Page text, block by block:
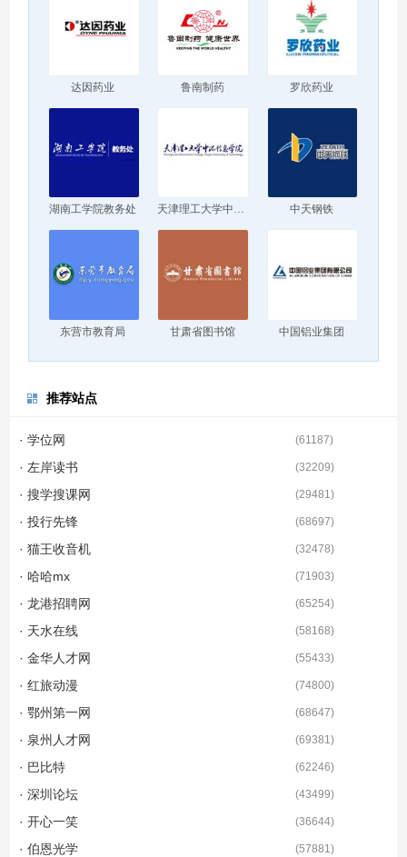
达因药业 鲁南制药 罗欣药业
湖南工学院教务处 天津理工大学中环信息学院 中天钢铁
东营市教育局 甘肃省图书馆 中国铝业集团
推荐站点
· 学位网 (61187)
· 左岸读书 (32209)
· 搜学搜课网 (29481)
· 投行先锋 (68697)
· 猫王收音机 (32478)
· 哈哈mx (71903)
· 龙港招聘网 (65254)
· 天水在线 (58168)
· 金华人才网 (55433)
· 红旅动漫 (74800)
· 鄂州第一网 (68647)
· 泉州人才网 (69381)
· 巴比特 (62246)
· 深圳论坛 (43499)
· 开心一笑 (36644)
· 伯恩光学 (57881)